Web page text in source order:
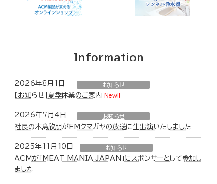
Information
2026年8月1日 お知らせ
【お知らせ】夏季休業のご案内 New!!
2026年7月4日 お知らせ
社長の木島欣朋がFMクマガヤの放送に生出演いたしました
2025年11月10日 お知らせ
ACMが「MEAT MANIA JAPAN」にスポンサーとして参加し
ました